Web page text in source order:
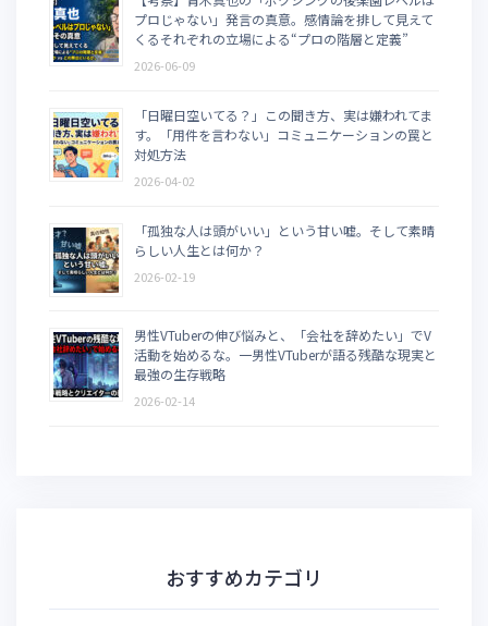
プロじゃない」発言の真意。感情論を排して見えて
くるそれぞれの立場による“プロの階層と定義”
2026-06-09
「日曜日空いてる？」この聞き方、実は嫌われてま
す。「用件を言わない」コミュニケーションの罠と
対処方法
2026-04-02
「孤独な人は頭がいい」という甘い嘘。そして素晴
らしい人生とは何か？
2026-02-19
男性VTuberの伸び悩みと、「会社を辞めたい」でV
活動を始めるな。一男性VTuberが語る残酷な現実と
最強の生存戦略
2026-02-14
おすすめカテゴリ